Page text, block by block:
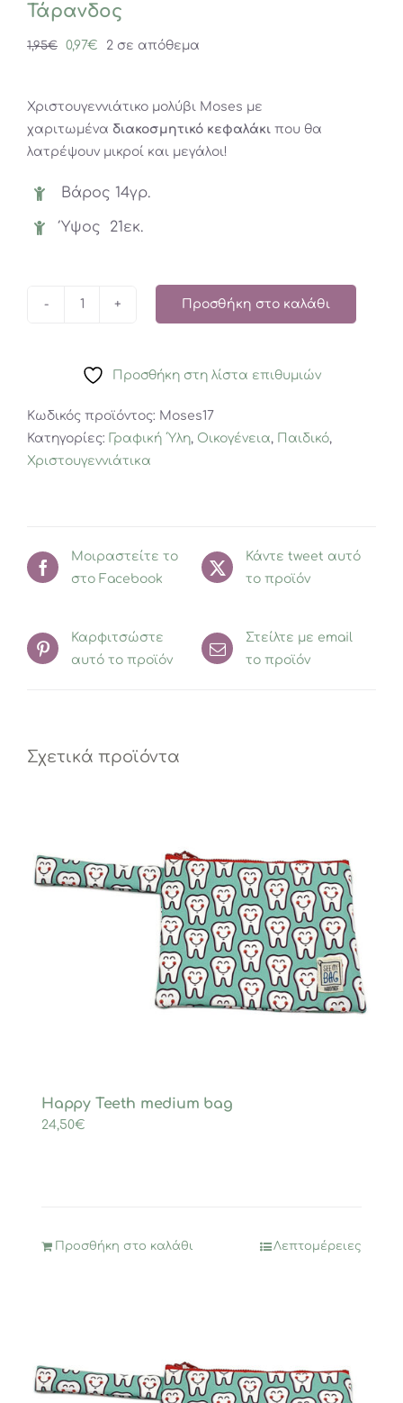
Τάρανδος
1,95€
Original
1,95€.
0,97€ Η
είναι:
0,97€.
2 σε απόθεμα
Χριστουγεννιάτικο μολύβι Moses με
χαριτωμένα διακοσμητικό κεφαλάκι που θα
λατρέψουν μικροί και μεγάλοι!
Βάρος 14γρ.
Ύψος 21εκ.
Χριστουγεννιάτικο
Τάρανδος
Προσθήκη στο καλάθι
Προσθήκη στη λίστα επιθυμιών
Κωδικός προϊόντος: Moses17
Κατηγορίες:
Γραφική ΄Υλη, Οικογένεια, Παιδικό,
Χριστουγεννιάτικα
Μοιραστείτε το
στο Facebook
Κάντε tweet αυτό
το προϊόν
Καρφιτσώστε
αυτό το προϊόν
Στείλτε με email
το προϊόν
Σχετικά προϊόντα
Happy Teeth medium bag
24,50€
Προσθήκη στο καλάθι Λεπτομέρειες